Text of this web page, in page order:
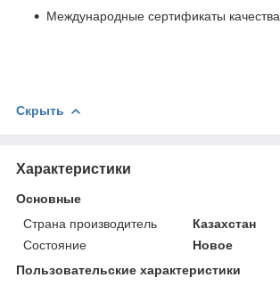
Международные сертификаты качества
Скрыть
Характеристики
Основные
Страна производитель
Казахстан
Состояние
Новое
Пользовательские характеристики